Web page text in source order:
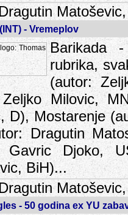
- Vremeplov
Barikada
rubrika,
(autor:
Milovic,
D), Mostarenje
Dragutin
Gavric Djoko,
BiH)...
- 50 godina ex YU